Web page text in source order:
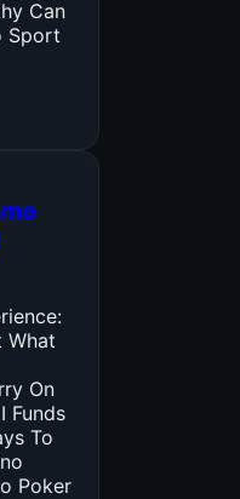
Can
Sport
What
On
Funds
To
Poker